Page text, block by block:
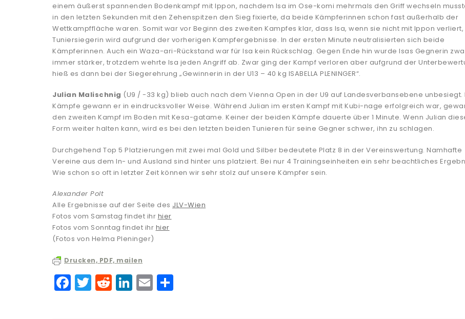
einem äußerst spannenden Bodenkampf mit Ippon, nachdem Isa im Ose-komi mehrmals den Griff wechseln
in den letzten Sekunden mit den Zehenspitzen den Sieg fixierte, da beide Kämpferinnen schon fast außerhalb der
Wettkampffläche waren. Somit war vor Beginn des zweiten Kampfes klar, dass Isa, wenn sie nicht mit Ippon verliert,
Tuniersiegerin wird aufgrund der vorherigen Kampfergebnisse. In der ersten Minute neutralisierten sich beide
Kämpferinnen. Auch ein Waza-ari-Rückstand war für Isa kein Rückschlag. Gegen Ende hin wurde Isas Gegnerin
immer stärker, trotzdem wehrte Isa jeden Angriff ab. Zwar ging der Kampf verloren aber aufgrund der
hieß es dann bei der Siegerehrung „Gewinnerin in der U13 – 40 kg ISABELLA PLENINGER“.
Julian Malischnig (U9 / -33 kg) blieb auch nach dem Vienna Open in der U9 auf Landesverbansebene unbesiegt.
Kämpfe gewann er in eindrucksvoller Weise. Während Julian im ersten Kampf mit Kubi-nage erfolgreich war,
den zweiten Kampf im Boden mit Kesa-gatame. Keiner der beiden Kämpfe dauerte über 1 Minute. Wenn Julian
Form weiter halten kann, wird es bei den letzten beiden Tunieren für seine Gegner schwer, ihn zu schlagen.
Durchgehend Top 5 Platzierungen mit zwei mal Gold und Silber bedeutete Platz 8 in der Vereinswertung. Namhafte
Vereine aus dem In- und Ausland sind hinter uns platziert. Bei nur 4 Trainingseinheiten ein sehr beachtliches
Wie schon so oft in letzter Zeit können wir sehr stolz auf unsere Kämpfer sein.
Alexander Polt
Alle Ergebnisse auf der Seite des JLV-Wien
Fotos vom Samstag findet ihr hier
Fotos vom Sonntag findet ihr hier
(Fotos von Helma Pleninger)
Drucken, PDF, mailen
F
a
T
w
R
e
Li
n
E
m